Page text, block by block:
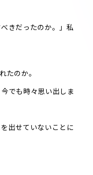
きだったのか。」私
たのか。
でも時々思い出しま
出せていないことに